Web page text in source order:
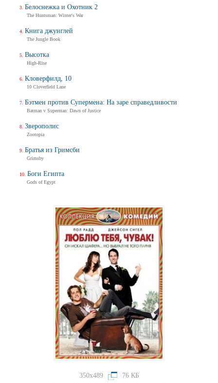
350x489 76 КБ
Белоснежка и Охотник 2
The Huntsman: Winter's War
Книга джунглей
The Jungle Book
Высотка
High-Rise
Кловерфилд, 10
10 Cloverfield Lane
Бэтмен против Супермена: На заре справедливости
Batman v Superman: Dawn of Justice
Зверополис
Zootopia
Братья из Гримсби
Grimsby
Боги Египта
Gods of Egypt